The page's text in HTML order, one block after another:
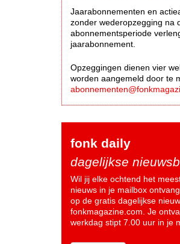
Jaarabonnementen en
zonder wederopzegging na
abonnementsperiode
jaarabonnement.
Opzeggingen dienen vier
worden aangemeld door te
fonk daily
dagelijkse
Wil jij elke ochtend het
nieuws in je mailbox
op de gratis dagelijkse
fonkmagazine.com. Je
werkdag stipt 7.00 uur in je